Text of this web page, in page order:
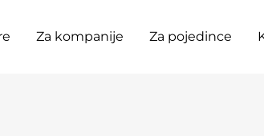
Za kompanije Za pojedince